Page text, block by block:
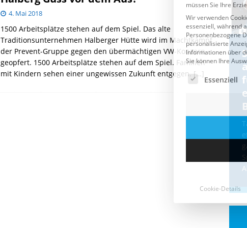
4. Mai 2018
1500 Arbeitsplätze stehen auf dem Spiel. Das alte
Traditionsunternehmen Halberger Hütte wird im Machtkampf
der Prevent-Gruppe gegen den übermächtigen VW-Konzern
geopfert. 1500 Arbeitsplätze stehen auf dem Spiel. Familien
mit Kindern sehen einer ungewissen Zukunft entgegen. […]
CDU & Ampel wollen nach
der Wahl wieder Afghanen
einfliegen: Zeit für ein
Cookie-Details